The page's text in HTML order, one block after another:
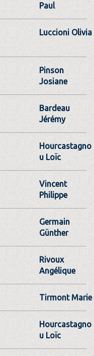
Paul
Luccioni Olivia
Pinson
Josiane
Bardeau
Jérémy
Hourcastagno
u Loïc
Vincent
Philippe
Germain
Günther
Rivoux
Angélique
Tirmont Marie
Hourcastagno
u Loïc